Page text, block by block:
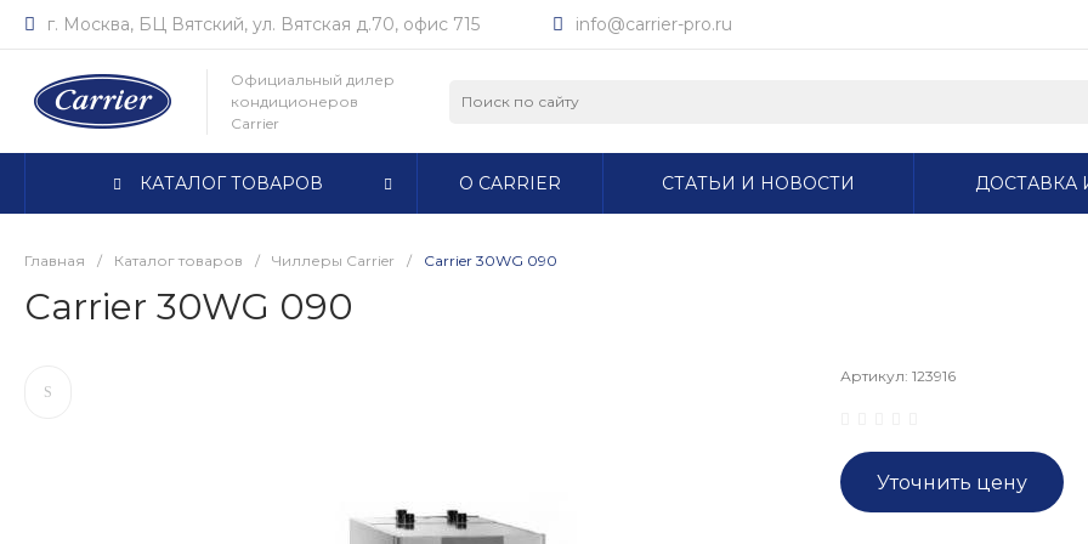
г. Москва, БЦ Вятский, ул. Вятская д.70, офис 715 info@carrier-pro.ru
Официальный дилер
кондиционеров
Carrier
КАТАЛОГ ТОВАРОВ О CARRIER СТАТЬИ И НОВОСТИ ДОСТАВКА
Главная / Каталог товаров / Чиллеры Carrier / Carrier 30WG 090
Carrier 30WG 090
Артикул: 123916
Уточнить цену